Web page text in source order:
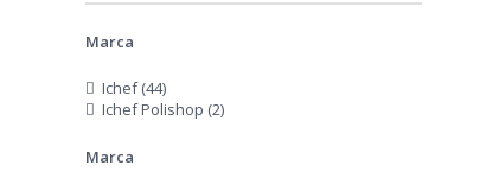
Marca
Ichef (44)
Ichef Polishop (2)
Marca